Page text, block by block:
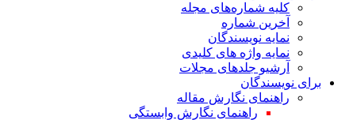
کلیه شماره‌های مجله
آخرین شماره
نمایه نویسندگان
نمایه واژه های کلیدی
آرشیو جلدهای مجلات
برای نویسندگان
راهنمای نگارش مقاله
راهنمای نگارش وابستگی